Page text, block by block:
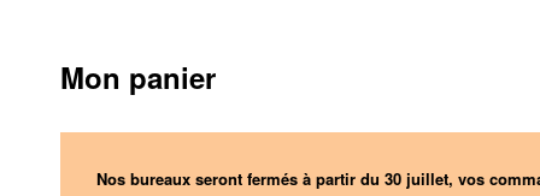
Mon panier
Nos bureaux seront fermés à partir du 30 juillet, vos